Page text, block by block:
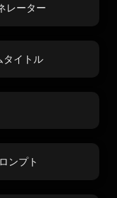
レーター
タイトル
ンプト